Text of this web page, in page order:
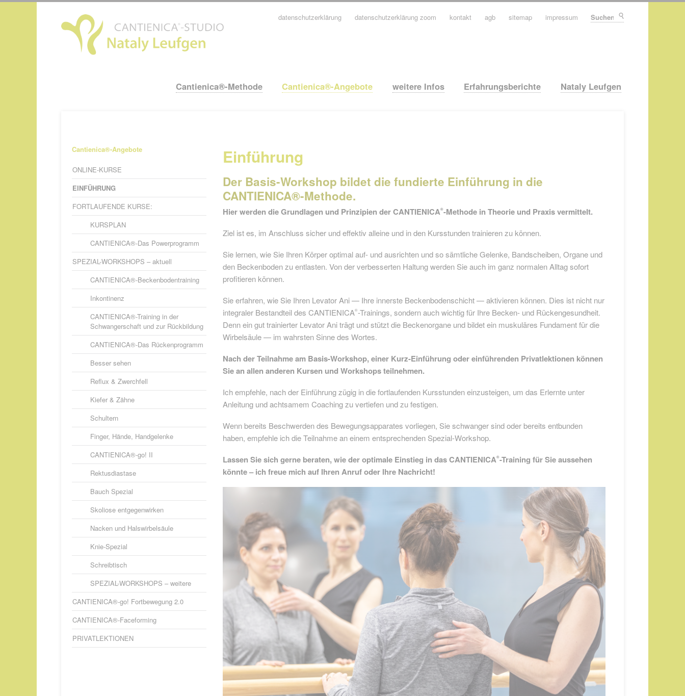
Navigation
Cantienica®-Methode Cantienica®-Angebote weitere Infos Erfahrungsberichte Nataly Leufgen
überspringen
datenschutzerklärung datenschutzerklärung zoom kontakt agb sitemap impressum
Einführung
Der Basis-Workshop bildet die fundierte Einführung in die
CANTIENICA®-Methode.
Hier werden die Grundlagen und Prinzipien der CANTIENICA®-Methode in Theorie und Praxis vermittelt.
Ziel ist es, im Anschluss sicher und effektiv alleine und in den Kursstunden trainieren zu können.
Sie lernen, wie Sie Ihren Körper optimal auf- und ausrichten und so sämtliche Gelenke, Bandscheiben, Organe und
den Beckenboden zu entlasten. Von der verbesserten Haltung werden Sie auch im ganz normalen Alltag sofort
profitieren können.
Sie erfahren, wie Sie Ihren Levator Ani — Ihre innerste Beckenbodenschicht — aktivieren können. Dies ist nicht nur
integraler Bestandteil des CANTIENICA®-Trainings, sondern auch wichtig für Ihre Becken- und Rückengesundheit.
Denn ein gut trainierter Levator Ani trägt und stützt die Beckenorgane und bildet ein muskuläres Fundament für die
Wirbelsäule — im wahrsten Sinne des Wortes.
Nach der Teilnahme am Basis-Workshop, einer Kurz-Einführung oder einführenden Privatlektionen können
Sie an allen anderen Kursen und Workshops teilnehmen.
Ich empfehle, nach der Einführung zügig in die fortlaufenden Kursstunden einzusteigen, um das Erlernte unter
Anleitung und achtsamem Coaching zu vertiefen und zu festigen.
Wenn bereits Beschwerden des Bewegungsapparates vorliegen, Sie schwanger sind oder bereits entbunden
haben, empfehle ich die Teilnahme an einem entsprechenden Spezial-Workshop.
Lassen Sie sich gerne beraten, wie der optimale Einstieg in das CANTIENICA®-Training für Sie aussehen
könnte – ich freue mich auf Ihren Anruf oder Ihre Nachricht!
Navigation
Cantienica®-Angebote
ONLINE-KURSE
EINFÜHRUNG
FORTLAUFENDE KURSE:
KURSPLAN
CANTIENICA®-Das Powerprogramm
SPEZIAL-WORKSHOPS – aktuell
CANTIENICA®-Beckenbodentraining
Inkontinenz
CANTIENICA®-Training in der
Schwangerschaft und zur Rückbildung
CANTIENICA®-Das Rückenprogramm
Besser sehen
Reflux & Zwerchfell
Kiefer & Zähne
Schultern
Finger, Hände, Handgelenke
CANTIENICA®-go! II
Rektusdiastase
Bauch Spezial
Skoliose entgegenwirken
Nacken und Halswirbelsäule
Knie-Spezial
Schreibtisch
SPEZIAL-WORKSHOPS – weitere
CANTIENICA®-go! Fortbewegung 2.0
CANTIENICA®-Faceforming
PRIVATLEKTIONEN